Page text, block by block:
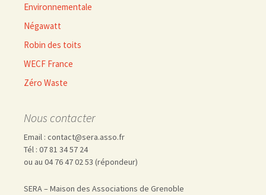
Environnementale
Négawatt
Robin des toits
WECF France
Zéro Waste
Nous contacter
Email : contact@sera.asso.fr
Tél : 07 81 34 57 24
ou au 04 76 47 02 53 (répondeur)
SERA – Maison des Associations de Grenoble